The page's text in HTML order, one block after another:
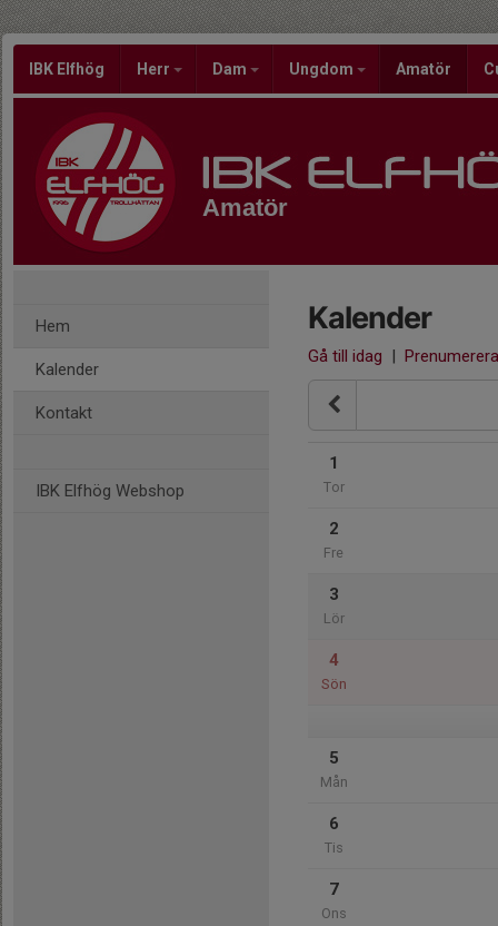
IBK Elfhög Herr Dam Ungdom Amatör
Amatör
Hem
Kalender
Kontakt
IBK Elfhög Webshop
Kalender
Gå till idag | Prenumerera
1
Tor
2
Fre
3
Lör
4
Sön
5
Mån
6
Tis
7
Ons